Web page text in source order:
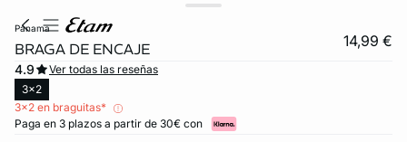
panama
BRAGA DE ENCAJE 14,99 €
4.9
Ver todas las reseñas
3x2
3x2 en braguitas*
Paga en 3 plazos a partir de 30€ con